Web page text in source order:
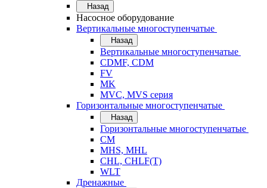
Назад
Насосное оборудование
Вертикальные многоступенчатые
Назад
Вертикальные многоступенчатые
CDMF, CDM
FV
MK
MVC, MVS серия
Горизонтальные многоступенчатые
Назад
Горизонтальные многоступенчатые
CM
MHS, MHL
CHL, CHLF(T)
WLT
Дренажные